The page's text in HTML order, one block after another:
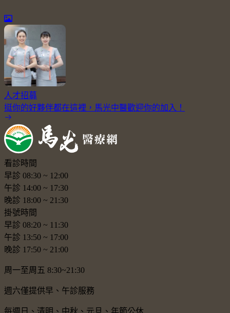
人才招募
挺你的好夥伴都在這裡，馬光中醫歡迎你的加入！
看診時間
早診 08:30 ~ 12:00
午診 14:00 ~ 17:30
晚診 18:00 ~ 21:30
掛號時間
早診 08:20 ~ 11:30
午診 13:50 ~ 17:00
晚診 17:50 ~ 21:00
周一至周五 8:30~21:30
週六僅提供早、午診服務
每週日、清明、中秋、元旦、年節公休